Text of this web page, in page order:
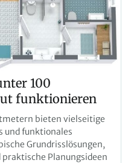
100
funktionieren
bieten vielseitige
und funktionales
Grundrisslösungen,
Planungsideen